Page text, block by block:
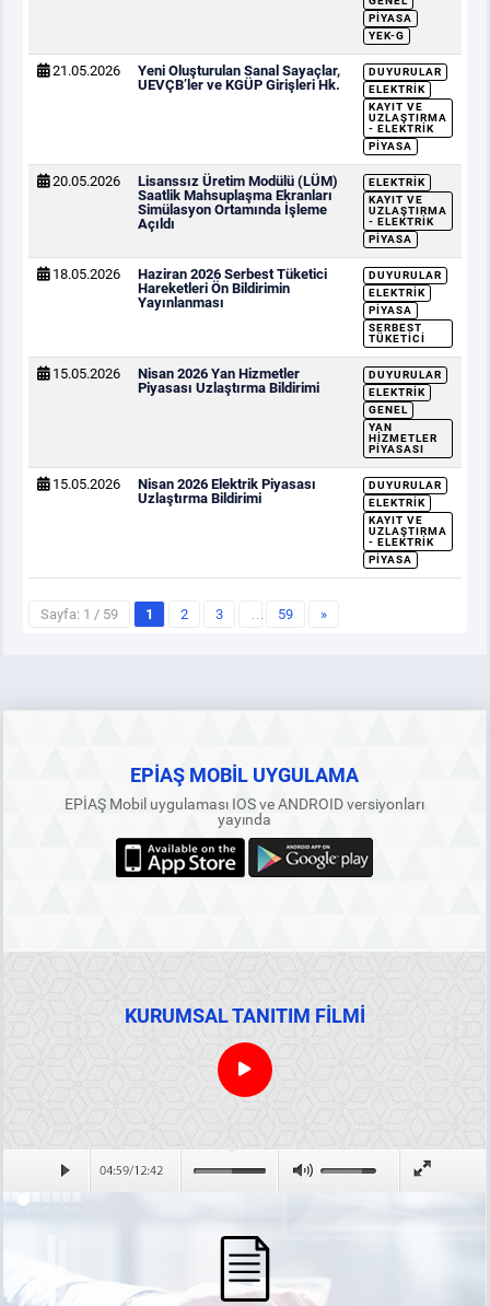
PIYASA
YEK-G
21.05.2026
Yeni Oluşturulan Sanal Sayaçlar,
UEVÇB’ler ve KGÜP Girişleri Hk.
DUYURULAR
ELEKTRIK
KAYIT VE
UZLAŞTIRMA
- ELEKTRIK
PIYASA
20.05.2026
Lisanssız Üretim Modülü (LÜM)
Saatlik Mahsuplaşma Ekranları
Simülasyon Ortamında İşleme
Açıldı
ELEKTRIK
KAYIT VE
UZLAŞTIRMA
- ELEKTRIK
PIYASA
18.05.2026
Haziran 2026 Serbest Tüketici
Hareketleri Ön Bildirimin
Yayınlanması
DUYURULAR
ELEKTRIK
PIYASA
SERBEST
TÜKETICI
15.05.2026
Nisan 2026 Yan Hizmetler
Piyasası Uzlaştırma Bildirimi
DUYURULAR
ELEKTRIK
GENEL
YAN
HIZMETLER
PIYASASI
15.05.2026
Nisan 2026 Elektrik Piyasası
Uzlaştırma Bildirimi
DUYURULAR
ELEKTRIK
KAYIT VE
UZLAŞTIRMA
- ELEKTRIK
PIYASA
Sayfa: 1 / 59 1 2 3 … 59 »
EPİAŞ MOBİL UYGULAMA
EPİAŞ Mobil uygulaması IOS ve ANDROID versiyonları
yayında
KURUMSAL TANITIM FİLMİ